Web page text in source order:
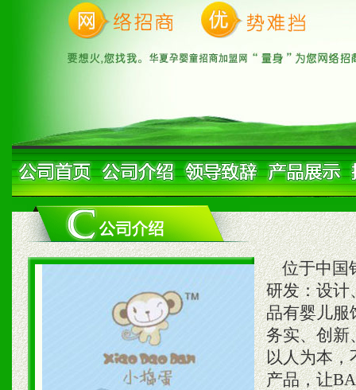
位于中国
研发：设计
品有婴儿服
务实、创新
以人为本，
产品，让